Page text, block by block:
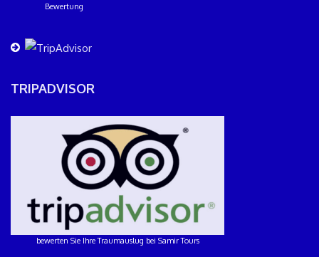
Bewertung
TRIPADVISOR
bewerten Sie Ihre Traumauslug bei Samir Tours